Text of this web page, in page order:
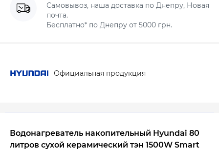
Самовывоз, наша доставка по Днепру, Новая
почта.
Бесплатно* по Днепру от 5000 грн.
Официальная продукция
Водонагреватель накопительный Hyundai 80
литров сухой керамический тэн 1500W Smart